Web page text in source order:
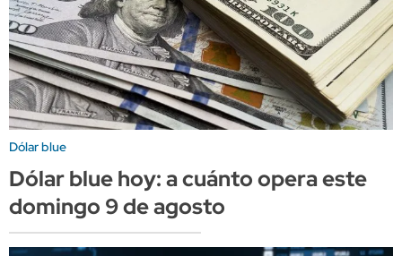
Dólar blue
Dólar blue hoy: a cuánto opera este
domingo 9 de agosto